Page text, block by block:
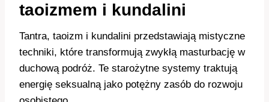
taoizmem i kundalini
Tantra, taoizm i kundalini przedstawiają mistyczne
techniki, które transformują zwykłą masturbację w
duchową podróż. Te starożytne systemy traktują
energię seksualną jako potężny zasób do rozwoju